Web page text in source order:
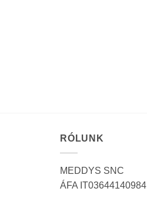
RÓLUNK
MEDDYS SNC
ÁFA IT03644140984